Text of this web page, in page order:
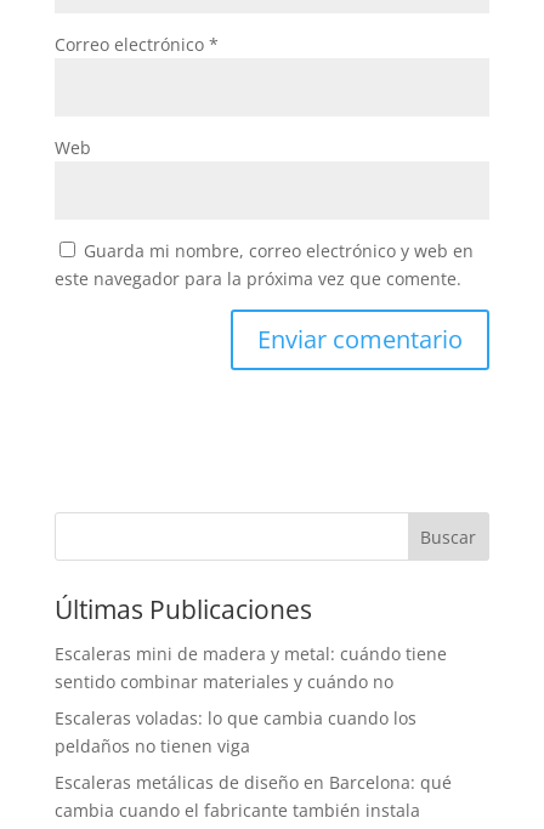
Correo electrónico *
Web
Guarda mi nombre, correo electrónico y web en
este navegador para la próxima vez que comente.
Buscar
Últimas Publicaciones
Escaleras mini de madera y metal: cuándo tiene
sentido combinar materiales y cuándo no
Escaleras voladas: lo que cambia cuando los
peldaños no tienen viga
Escaleras metálicas de diseño en Barcelona: qué
cambia cuando el fabricante también instala